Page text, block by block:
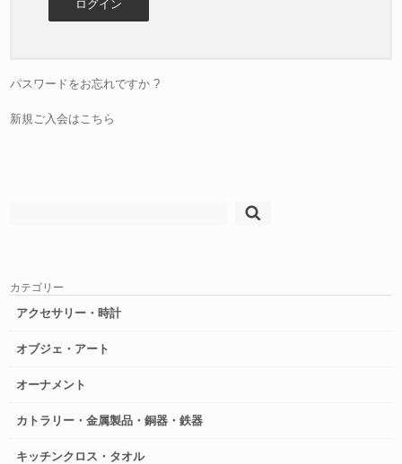
パスワードをお忘れですか ?
新規ご入会はこちら
カテゴリー
アクセサリー・時計
オブジェ・アート
オーナメント
カトラリー・金属製品・銅器・鉄器
キッチンクロス・タオル